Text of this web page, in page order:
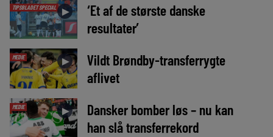
TIPSBLADET SPECIAL ►
‘Et af de største danske
resultater’
MEDIE ►
Vildt Brøndby-transferrygte
aflivet
MEDIE ►
Dansker bomber løs – nu kan
han slå transferrekord